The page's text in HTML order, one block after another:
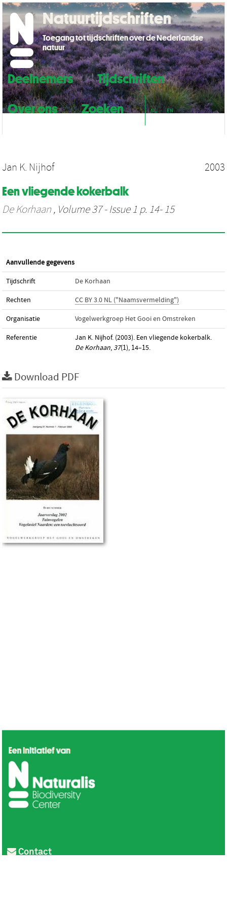
Deelnemers
Tijdschriften
Over ons
Zoeken NL EN
Natuurtijdschriften
Toegang tot tijdschriften over de Nederlandse
natuur
Jan K. Nijhof 2003
Een vliegende kokerbalk
De Korhaan , Volume 37 - Issue 1 p. 14- 15
Aanvullende gegevens
Tijdschrift De Korhaan
Rechten CC BY 3.0 NL ("Naamsvermelding")
Organisatie Vogelwerkgroep Het Gooi en Omstreken
Referentie
Jan K. Nijhof. (2003). Een vliegende kokerbalk.
De Korhaan, 37(1), 14–15.
Download PDF
Contact